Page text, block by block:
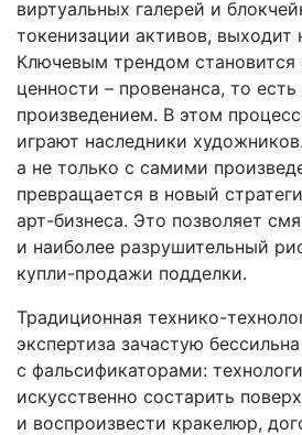
виртуальных галерей и
токенизации активов, выходит
Ключевым трендом становится
ценности – провенанса, то
произведением. В этом
играют наследники
а не только с самими
превращается в новый
арт-бизнеса. Это позволяет
и наиболее разрушительный
купли-­продажи подделки.
Традиционная технико-­
экспертиза зачастую
с фальсификаторами:
искусственно состарить
и воспроизвести кракелюр,